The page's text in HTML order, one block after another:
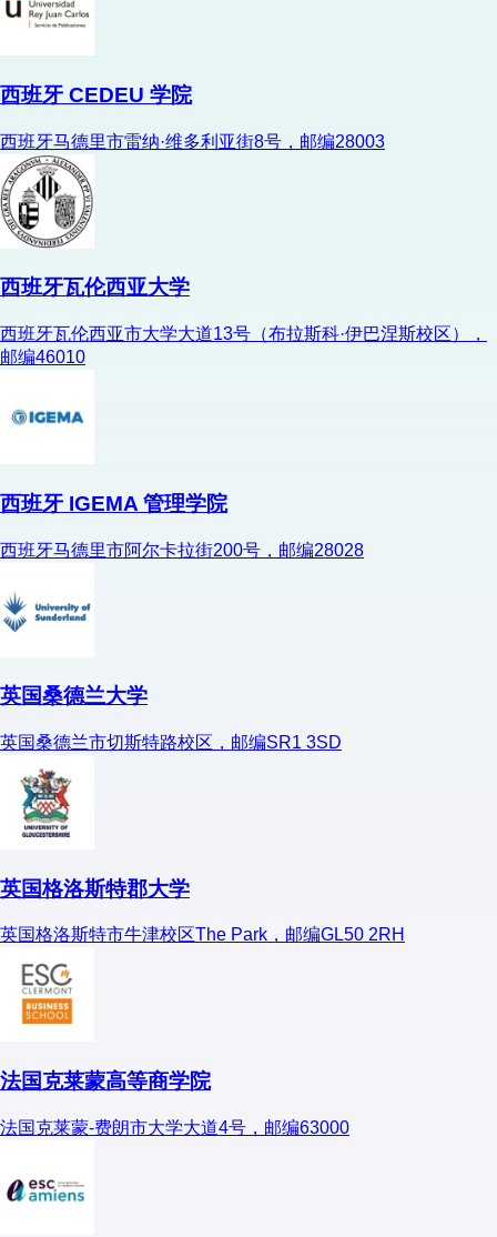
西班牙 CEDEU 学院
西班牙马德里市雷纳·维多利亚街8号，邮编28003
西班牙瓦伦西亚大学
西班牙瓦伦西亚市大学大道13号（布拉斯科·伊巴涅斯校区），
邮编46010
西班牙 IGEMA 管理学院
西班牙马德里市阿尔卡拉街200号，邮编28028
英国桑德兰大学
英国桑德兰市切斯特路校区，邮编SR1 3SD
英国格洛斯特郡大学
英国格洛斯特市牛津校区The Park，邮编GL50 2RH
法国克莱蒙高等商学院
法国克莱蒙-费朗市大学大道4号，邮编63000